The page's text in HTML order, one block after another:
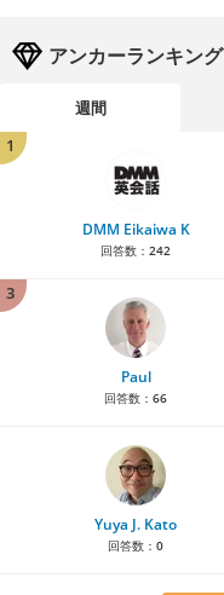
アンカーランキング
週間
1
DMM Eikaiwa K
回答数： 242
3
Paul
回答数： 66
Yuya J. Kato
回答数： 0